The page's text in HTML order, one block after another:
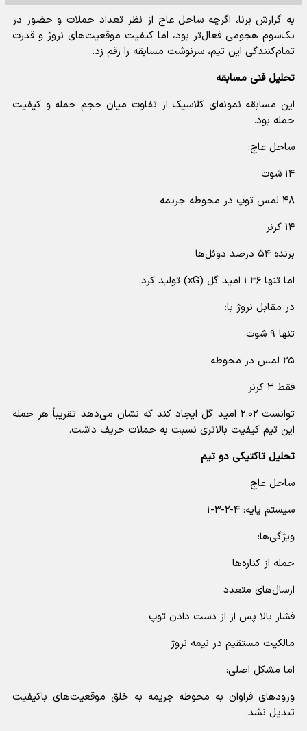
به گزارش برنا، اگرچه ساحل عاج از نظر تعداد حملات و حضور در
یک‌سوم هجومی فعال‌تر بود، اما کیفیت موقعیت‌های نروژ و قدرت
تمام‌کنندگی این تیم، سرنوشت مسابقه را رقم زد.
تحلیل فنی مسابقه
این مسابقه نمونه‌ای کلاسیک از تفاوت میان حجم حمله و کیفیت
حمله بود.
ساحل عاج:
۱۴ شوت
۴۸ لمس توپ در محوطه جریمه
۱۴ کرنر
برنده ۵۴ درصد دوئل‌ها
اما تنها ۱.۳۶ امید گل (xG) تولید کرد.
در مقابل نروژ با:
تنها ۹ شوت
۲۵ لمس در محوطه
فقط ۳ کرنر
توانست ۲.۰۲ امید گل ایجاد کند که نشان می‌دهد تقریباً هر حمله
این تیم کیفیت بالاتری نسبت به حملات حریف داشت.
تحلیل تاکتیکی دو تیم
ساحل عاج
سیستم پایه: ۴-۲-۳-۱
ویژگی‌ها:
حمله از کناره‌ها
ارسال‌های متعدد
فشار بالا پس از از دست دادن توپ
مالکیت مستقیم در نیمه نروژ
اما مشکل اصلی:
ورودهای فراوان به محوطه جریمه به خلق موقعیت‌های باکیفیت
تبدیل نشد.